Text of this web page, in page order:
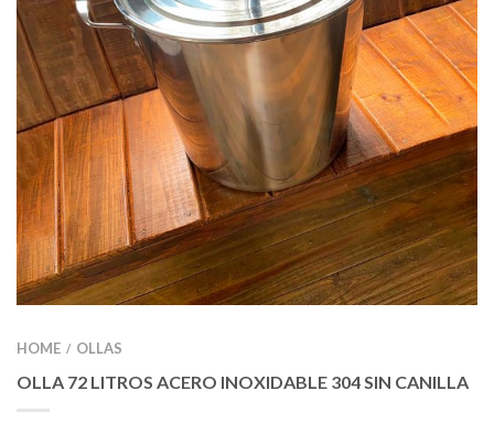
HOME / OLLAS
OLLA 72 LITROS ACERO INOXIDABLE 304 SIN CANILLA